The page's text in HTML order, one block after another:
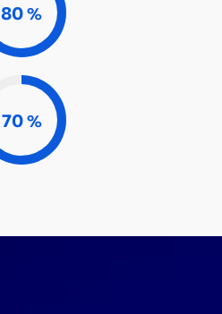
80%
70%